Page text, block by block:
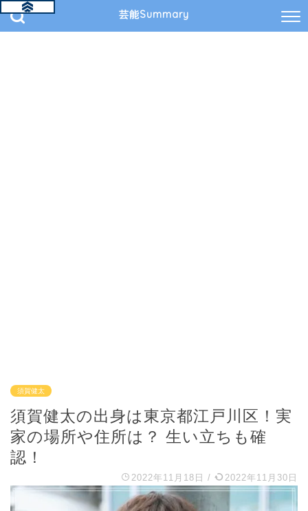
芸能Summary
須賀健太
須賀健太の出身は東京都江戸川区！実
家の場所や住所は？ 生い立ちも確
認！
2022年11月18日 / 2022年11月30日